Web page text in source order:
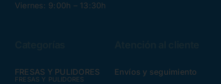
Viernes: 9:00h – 13:30h
FRESAS Y PULIDORES
FRESAS Y PULIDORES
Envíos y seguimiento